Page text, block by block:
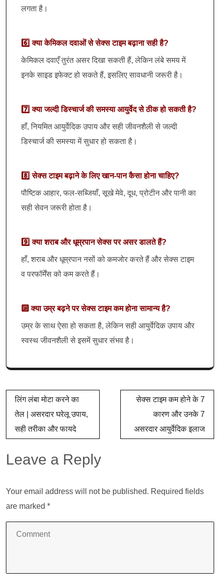
लगता है।
6️⃣ क्या केमिकल दवाओं से सेक्स टाइम बढ़ाना सही है?
केमिकल दवाएँ तुरंत असर दिखा सकती हैं, लेकिन लंबे समय में
इनके साइड इफेक्ट हो सकते हैं, इसलिए सावधानी जरूरी है।
7️⃣ क्या जल्दी डिस्चार्ज की समस्या आयुर्वेद से ठीक हो सकती है?
हाँ, नियमित आयुर्वेदिक उपाय और सही जीवनशैली से जल्दी
डिस्चार्ज की समस्या में सुधार हो सकता है।
8️⃣ सेक्स टाइम बढ़ाने के लिए खान-पान कैसा होना चाहिए?
पौष्टिक आहार, फल-सब्जियाँ, सूखे मेवे, दूध, प्रोटीन और पानी का
सही सेवन जरूरी होता है।
9️⃣ क्या शराब और धूम्रपान सेक्स पर असर डालते हैं?
हाँ, शराब और धूम्रपान नसों को कमजोर करते हैं और सेक्स टाइम
व परफॉर्मेंस को कम करते हैं।
🔟 क्या उम्र बढ़ने पर सेक्स टाइम कम होना सामान्य है?
उम्र के साथ ऐसा हो सकता है, लेकिन सही आयुर्वेदिक उपाय और
स्वस्थ जीवनशैली से इसमें सुधार संभव है।
लिंग लंबा मोटा करने का
तेल | असरदार घरेलू उपाय,
सही तरीका और फायदे
सेक्स टाइम कम होने के 7
कारण और उनके 7
असरदार आयुर्वेदिक इलाज
Leave a Reply
Your email address will not be published. Required fields
are marked *